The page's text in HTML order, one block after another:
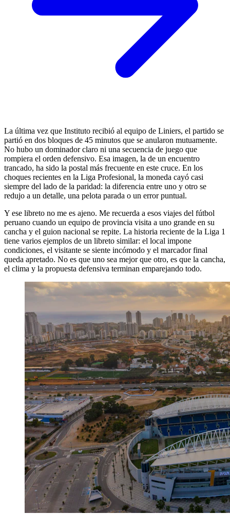
La última vez que Instituto recibió al equipo de Liniers, el partido se
partió en dos bloques de 45 minutos que se anularon mutuamente.
No hubo un dominador claro ni una secuencia de juego que
rompiera el orden defensivo. Esa imagen, la de un encuentro
trancado, ha sido la postal más frecuente en este cruce. En los
choques recientes en la Liga Profesional, la moneda cayó casi
siempre del lado de la paridad: la diferencia entre uno y otro se
redujo a un detalle, una pelota parada o un error puntual.
Y ese libreto no me es ajeno. Me recuerda a esos viajes del fútbol
peruano cuando un equipo de provincia visita a uno grande en su
cancha y el guion nacional se repite. La historia reciente de la Liga 1
tiene varios ejemplos de un libreto similar: el local impone
condiciones, el visitante se siente incómodo y el marcador final
queda apretado. No es que uno sea mejor que otro, es que la cancha,
el clima y la propuesta defensiva terminan emparejando todo.